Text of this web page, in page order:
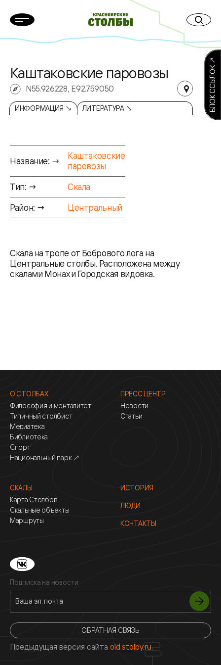
Каштаковские паровозы
N55.926228, E92.759050
ИНФОРМАЦИЯ ↘ ЛИТЕРАТУРА ↘
Название: →
Каштаковские
паровозы
Тип: →
Скала
Район: →
Центральный
Скала на тропе от Бобрового лога на
Центральные столбы. Расположена между
скалами Монах и Городская видовка.
БЛОК ССЫЛОК ↗
О СТОЛБАХ
Философия и менталитет
Типичный столбист
Медиатека
Библиотека
Спорт
Национальный парк ↗
ПРЕСС ЦЕНТР
Новости
Статьи
СКАЛЫ
Карта Столбов
Скальные объекты
Маршруты
ИСТОРИЯ
ЛЮДИ
КОНТАКТЫ
Подписка на новости
ОБРАТНАЯ СВЯЗЬ
Предыдущая версия сайта old.stolby.ru